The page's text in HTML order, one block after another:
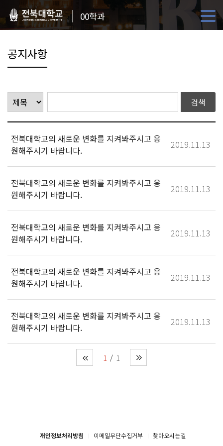
00학과
공지사항
전북대학교의 새로운 변화를 지켜봐주시고 응
원해주시기 바랍니다.
2019.11.13
전북대학교의 새로운 변화를 지켜봐주시고 응
원해주시기 바랍니다.
2019.11.13
전북대학교의 새로운 변화를 지켜봐주시고 응
원해주시기 바랍니다.
2019.11.13
전북대학교의 새로운 변화를 지켜봐주시고 응
원해주시기 바랍니다.
2019.11.13
전북대학교의 새로운 변화를 지켜봐주시고 응
원해주시기 바랍니다.
2019.11.13
1 1
개인정보처리방침 이메일무단수집거부 찾아오시는길